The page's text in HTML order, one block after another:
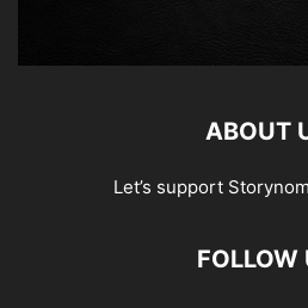
ABOUT
Let’s support
FOLLOW